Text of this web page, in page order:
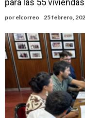
impacto real en la
Cañada del Ucle se
Distinguieron a
de Los Quirquinchos
Villada: evalúan
para las 55
por elcorreo 25 febrero,